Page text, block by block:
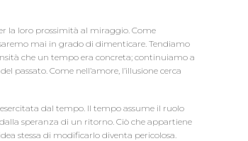
la loro prossimità al miraggio. Come
mai in grado di dimenticare. Tendiamo
che un tempo era concreta; continuiamo a
passato. Come nell’amore, l’illusione cerca
dal tempo. Il tempo assume il ruolo
speranza di un ritorno. Ciò che appartiene
stessa di modificarlo diventa pericolosa.